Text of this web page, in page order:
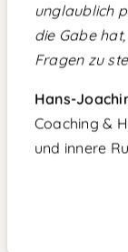
unglaublich
die Gabe
Fragen zu
Hans-
Coaching &
und innere